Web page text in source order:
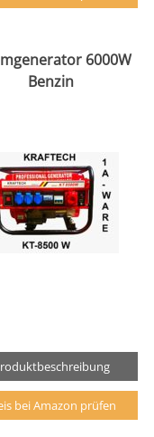
6000W
Benzin
bei Amazon prüfen